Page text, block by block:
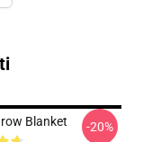
Blanket -20%